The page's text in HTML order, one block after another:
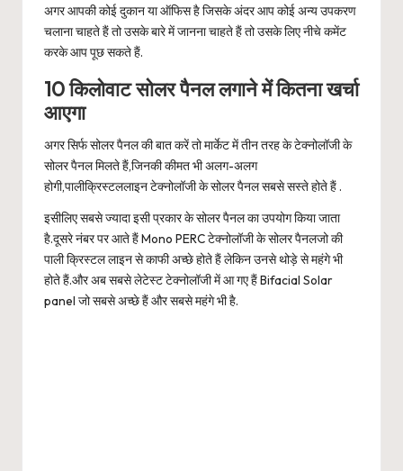
अगर आपकी कोई दुकान या ऑफिस है जिसके अंदर आप कोई अन्य उपकरण
चलाना चाहते हैं तो उसके बारे में जानना चाहते हैं तो उसके लिए नीचे कमेंट
करके आप पूछ सकते हैं.
10 किलोवाट सोलर पैनल लगाने में कितना खर्चा
आएगा
अगर सिर्फ सोलर पैनल की बात करें तो मार्केट में तीन तरह के टेक्नोलॉजी के
सोलर पैनल मिलते हैं,जिनकी कीमत भी अलग-अलग
होगी,पालीक्रिस्टललाइन टेक्नोलॉजी के सोलर पैनल सबसे सस्ते होते हैं .
इसीलिए सबसे ज्यादा इसी प्रकार के सोलर पैनल का उपयोग किया जाता
है.दूसरे नंबर पर आते हैं Mono PERC टेक्नोलॉजी के सोलर पैनलजो की
पाली क्रिस्टल लाइन से काफी अच्छे होते हैं लेकिन उनसे थोड़े से महंगे भी
होते हैं.और अब सबसे लेटेस्ट टेक्नोलॉजी में आ गए हैं Bifacial Solar
panel जो सबसे अच्छे हैं और सबसे महंगे भी है.